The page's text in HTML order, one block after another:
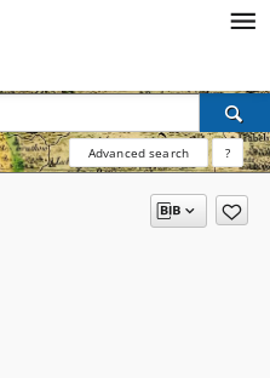
Advanced search ?